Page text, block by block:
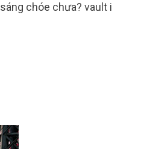
chóe chưa? vault i